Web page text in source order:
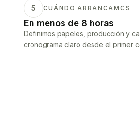
5 CUÁNDO ARRANCAMOS
En menos de 8 horas
Definimos papeles, producción y
cronograma claro desde el primer